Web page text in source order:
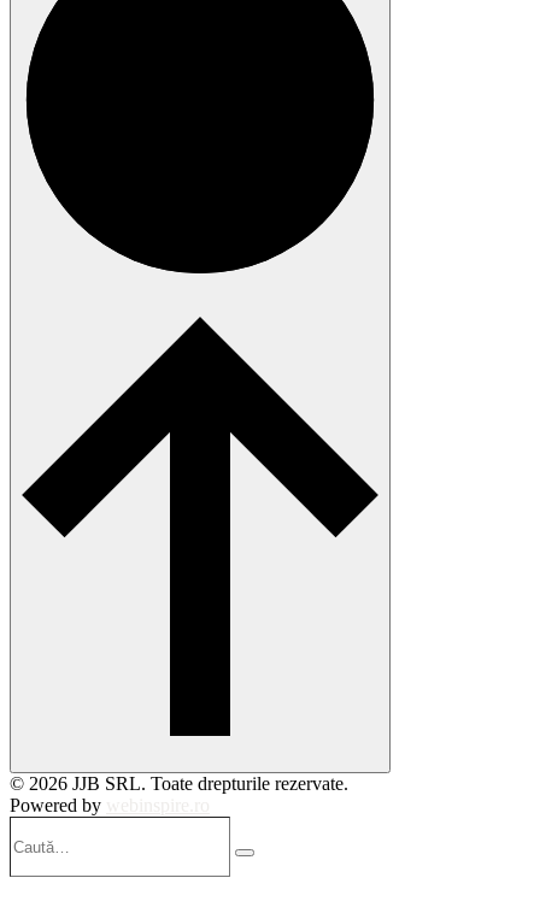
© 2026 JJB SRL. Toate drepturile rezervate.
Powered by
Search